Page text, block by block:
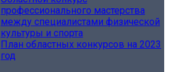
профессионального мастерства
между специалистами физической
культуры и спорта
План областных конкурсов на 2023
год